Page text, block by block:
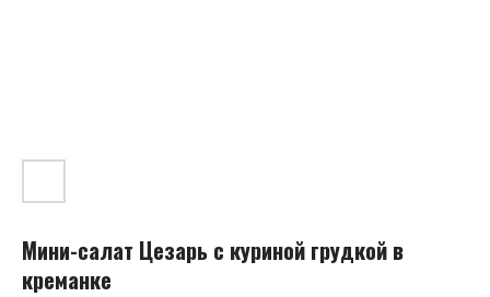
Мини-салат Цезарь с куриной грудкой в
креманке